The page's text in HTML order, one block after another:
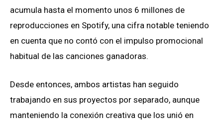
acumula hasta el momento unos 6 millones de
reproducciones en Spotify, una cifra notable teniendo
en cuenta que no contó con el impulso promocional
habitual de las canciones ganadoras.
Desde entonces, ambos artistas han seguido
trabajando en sus proyectos por separado, aunque
manteniendo la conexión creativa que los unió en